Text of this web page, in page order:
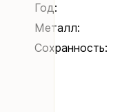
Год:
Металл:
Сохранность: